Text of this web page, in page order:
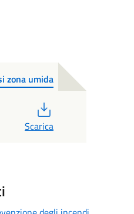
zona umida
Scarica